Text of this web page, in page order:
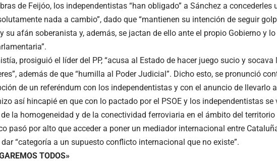
de Feijóo, los independentistas “han obligado” a Sánchez a concederles
nada a cambio”, dado que “mantienen su intención de seguir
su afán soberanista y, además, se jactan de ello ante el propio Gobierno y
prosiguió el líder del PP, “acusa al Estado de hacer juego sucio y socava
además de que “humilla al Poder Judicial”. Dicho esto, se pronunció
de un referéndum con los independentistas y con el anuncio de llevarlo a
así hincapié en que con lo pactado por el PSOE y los independentistas se
la homogeneidad y de la conectividad ferroviaria en el ámbito del territorio
pasó por alto que acceder a poner un mediador internacional entre
“categoría a un supuesto conflicto internacional que no existe”.
TODOS»